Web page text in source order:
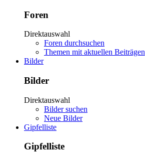
Foren
Direktauswahl
Foren durchsuchen
Themen mit aktuellen Beiträgen
Bilder
Bilder
Direktauswahl
Bilder suchen
Neue Bilder
Gipfelliste
Gipfelliste